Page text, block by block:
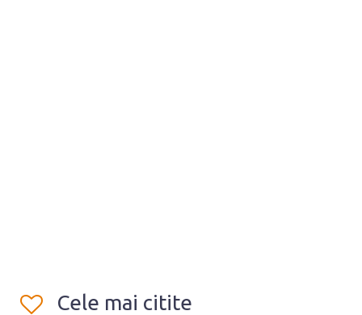
Cele mai citite